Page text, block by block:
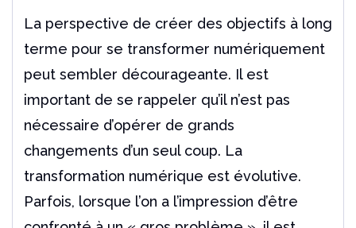
La perspective de créer des objectifs à long
terme pour se transformer numériquement
peut sembler décourageante. Il est
important de se rappeler qu’il n’est pas
nécessaire d’opérer de grands
changements d’un seul coup. La
transformation numérique est évolutive.
Parfois, lorsque l’on a l’impression d’être